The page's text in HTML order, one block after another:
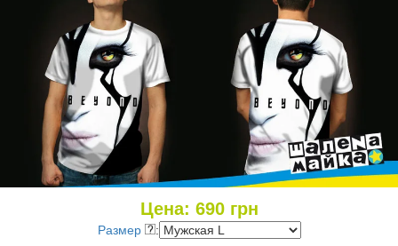
Цена: 690грн
Размер :